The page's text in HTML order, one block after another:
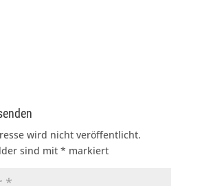
wird nicht veröffentlicht.
sind mit * markiert